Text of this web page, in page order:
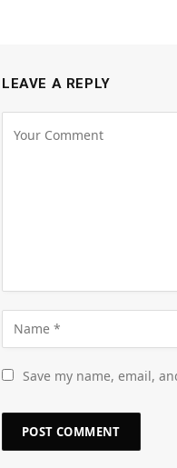
LEAVE A REPLY
Save my name, email,